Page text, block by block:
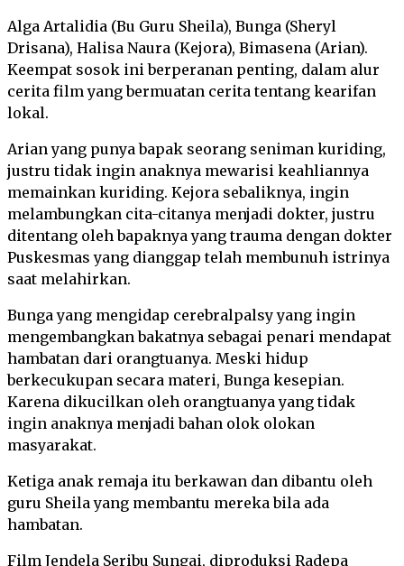
Alga Artalidia (Bu Guru Sheila), Bunga (Sheryl
Drisana), Halisa Naura (Kejora), Bimasena (Arian).
Keempat sosok ini berperanan penting, dalam alur
cerita film yang bermuatan cerita tentang kearifan
lokal.
Arian yang punya bapak seorang seniman kuriding,
justru tidak ingin anaknya mewarisi keahliannya
memainkan kuriding. Kejora sebaliknya, ingin
melambungkan cita-citanya menjadi dokter, justru
ditentang oleh bapaknya yang trauma dengan dokter
Puskesmas yang dianggap telah membunuh istrinya
saat melahirkan.
Bunga yang mengidap cerebralpalsy yang ingin
mengembangkan bakatnya sebagai penari mendapat
hambatan dari orangtuanya. Meski hidup
berkecukupan secara materi, Bunga kesepian.
Karena dikucilkan oleh orangtuanya yang tidak
ingin anaknya menjadi bahan olok olokan
masyarakat.
Ketiga anak remaja itu berkawan dan dibantu oleh
guru Sheila yang membantu mereka bila ada
hambatan.
Film Jendela Seribu Sungai, diproduksi Radepa